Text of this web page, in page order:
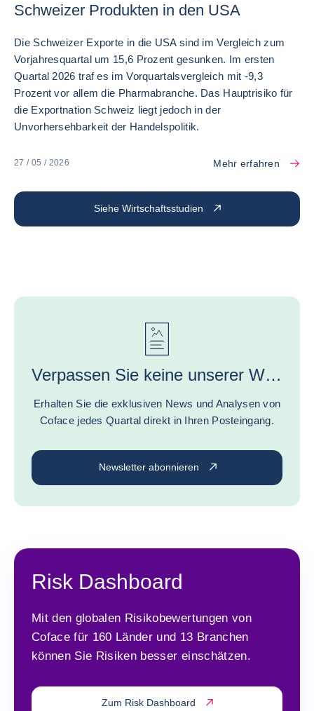
Siehe Wirtschaftsstudien
Schweizer Produkten in den USA
Die Schweizer Exporte in die USA sind im Vergleich zum
Vorjahresquartal um 15,6 Prozent gesunken. Im ersten
Quartal 2026 traf es im Vorquartalsvergleich mit -9,3
Prozent vor allem die Pharmabranche. Das Hauptrisiko für
die Exportnation Schweiz liegt jedoch in der
Unvorhersehbarkeit der Handelspolitik.
27 / 05 / 2026 Mehr erfahren
Verpassen Sie keine unserer Wirtschaftsstudien und Expertentipps!
Erhalten Sie die exklusiven News und Analysen von
Coface jedes Quartal direkt in Ihren Posteingang.
Newsletter abonnieren
Risk Dashboard
Mit den globalen Risikobewertungen von
Coface für 160 Länder und 13 Branchen
können Sie Risiken besser einschätzen.
Zum Risk Dashboard